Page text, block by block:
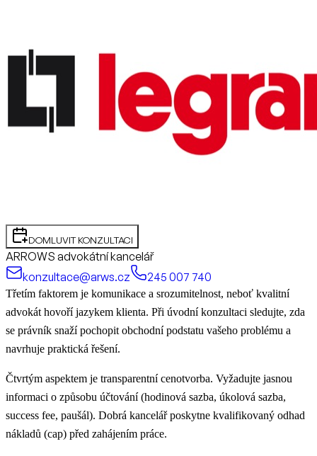
DOMLUVIT KONZULTACI
ARROWS advokátní kancelář
konzultace@arws.cz
245 007 740
Třetím faktorem je komunikace a srozumitelnost, neboť kvalitní
advokát hovoří jazykem klienta. Při úvodní konzultaci sledujte, zda
se právník snaží pochopit obchodní podstatu vašeho problému a
navrhuje praktická řešení.
Čtvrtým aspektem je transparentní cenotvorba. Vyžadujte jasnou
informaci o způsobu účtování (hodinová sazba, úkolová sazba,
success fee, paušál). Dobrá kancelář poskytne kvalifikovaný odhad
nákladů (cap) před zahájením práce.